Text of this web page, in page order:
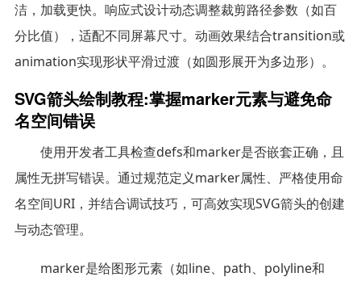
洁，加载更快。响应式设计动态调整裁剪路径参数（如百
分比值），适配不同屏幕尺寸。动画效果结合transition或
animation实现形状平滑过渡（如圆形展开为多边形）。
SVG箭头绘制教程:掌握marker元素与避免命
名空间错误
使用开发者工具检查defs和marker是否嵌套正确，且
属性无拼写错误。通过规范定义marker属性、严格使用命
名空间URI，并结合调试技巧，可高效实现SVG箭头的创建
与动态管理。
marker是给图形元素（如line、path、polyline和